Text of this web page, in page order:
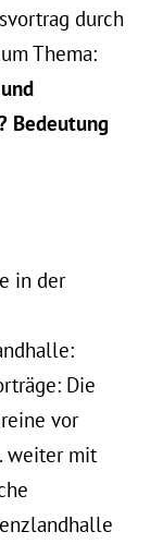
durch
Thema:
Bedeutung
in der
Die
vor
weiter mit